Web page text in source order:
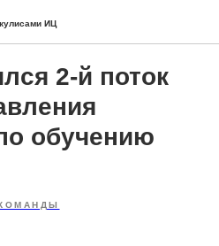
ИЦ
2-й поток
обучению